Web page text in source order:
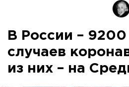
В России –
случаев
из них – на